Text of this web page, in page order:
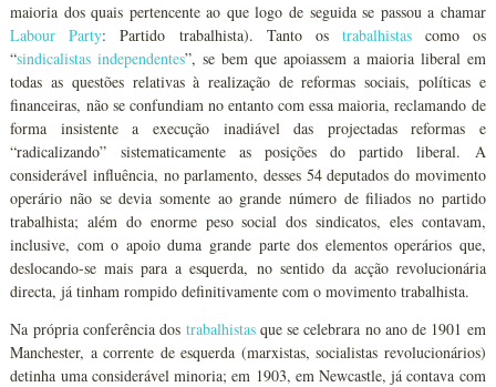
maioria dos quais pertencente ao que logo de seguida se passou a chamar
Labour Party: Partido trabalhista). Tanto os trabalhistascomo os
“sindicalistas independentes”, se bem que apoiassem a maioria liberal em
todas as questões relativas à realização de reformas sociais, políticas e
financeiras, não se confundiam no entanto com essa maioria, reclamando de
forma insistente a execução inadiável das projectadas reformas e
“radicalizando” sistematicamente as posições do partido liberal. A
considerável influência, no parlamento, desses 54 deputados do movimento
operário não se devia somente ao grande número de filiados no partido
trabalhista; além do enorme peso social dos sindicatos, eles contavam,
inclusive, com o apoio duma grande parte dos elementos operários que,
deslocando-se mais para a esquerda, no sentido da acção revolucionária
directa, já tinham rompido definitivamente com o movimento trabalhista.
Na própria conferência dos trabalhistasque se celebrara no ano de 1901 em
Manchester, a corrente de esquerda (marxistas, socialistas revolucionários)
detinha uma considerável minoria; em 1903, em Newcastle, já contava com